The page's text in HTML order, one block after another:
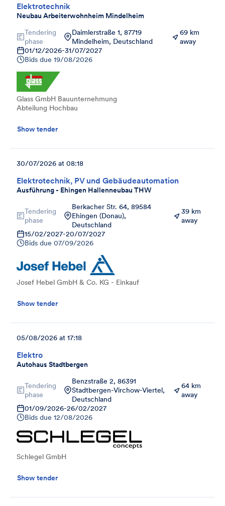
Elektrotechnik
Neubau Arbeiterwohnheim Mindelheim
Tendering
phase
Daimlerstraße 1, 87719
Mindelheim, Deutschland
69 km
away
01/12/2026-31/07/2027
Bids due 19/08/2026
Glass GmbH Bauunternehmung
Abteilung Hochbau
Show tender
Elektrotechnik, PV und Gebäudeautomation
Ausführung - Ehingen Hallenneubau THW
30/07/2026 at 08:18
Tendering
phase
Berkacher Str. 64, 89584
Ehingen (Donau),
Deutschland
39 km
away
15/02/2027-20/07/2027
Bids due 07/09/2026
Josef Hebel GmbH & Co. KG - Einkauf
Show tender
Elektro
Autohaus Stadtbergen
05/08/2026 at 17:18
Tendering
phase
Benzstraße 2, 86391
Stadtbergen-Virchow-Viertel,
Deutschland
64 km
away
01/09/2026-26/02/2027
Bids due 12/08/2026
Schlegel GmbH
Show tender